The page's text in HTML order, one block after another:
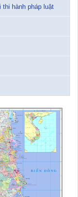
ký doanh nghiệp và
phòng, chống
hành pháp luật